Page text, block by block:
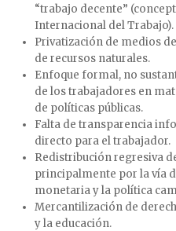
“trabajo decente”
Internacional del Trabajo).
Privatización de medios
de recursos naturales.
Enfoque formal, no
de los trabajadores en
de políticas públicas.
Falta de transparencia
directo para el trabajador.
Redistribución regresiva
principalmente por la vía
monetaria y la política
Mercantilización de
y la educación.